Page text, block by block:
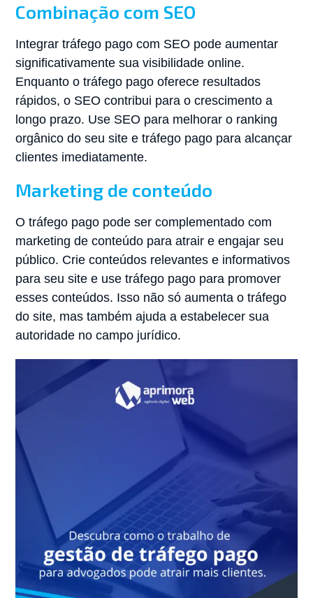
Combinação com SEO
Integrar tráfego pago com SEO pode aumentar
significativamente sua visibilidade online.
Enquanto o tráfego pago oferece resultados
rápidos, o SEO contribui para o crescimento a
longo prazo. Use SEO para melhorar o ranking
orgânico do seu site e tráfego pago para alcançar
clientes imediatamente.
Marketing de conteúdo
O tráfego pago pode ser complementado com
marketing de conteúdo para atrair e engajar seu
público. Crie conteúdos relevantes e informativos
para seu site e use tráfego pago para promover
esses conteúdos. Isso não só aumenta o tráfego
do site, mas também ajuda a estabelecer sua
autoridade no campo jurídico.